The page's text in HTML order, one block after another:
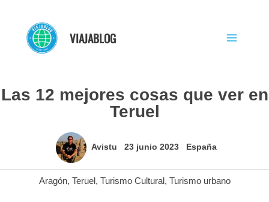
contenido
VIAJABLOG
Las 12 mejores cosas que ver en
Teruel
Avistu 23 junio 2023 España
Aragón, Teruel, Turismo Cultural, Turismo urbano